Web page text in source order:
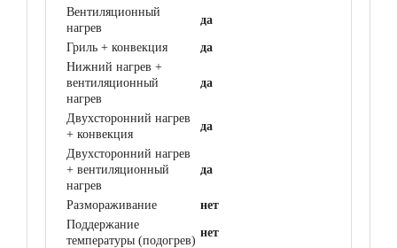
Вентиляционный
нагрев
да
Гриль + конвекция
да
Нижний нагрев +
вентиляционный
нагрев
да
Двухсторонний нагрев
+ конвекция
да
Двухсторонний нагрев
+ вентиляционный
нагрев
да
Размораживание
нет
Поддержание
температуры (подогрев)
нет